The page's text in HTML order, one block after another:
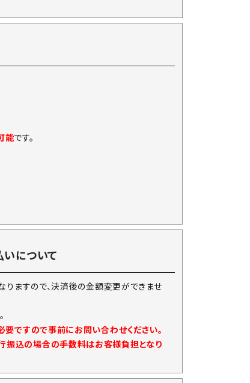
能です。
いについて
りますので、決済後の金額変更ができませ
要ですので事前にお問い合わせください。
振込の場合の手数料はお客様負担となり